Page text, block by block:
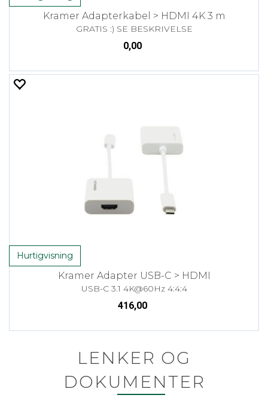
Kramer Adapterkabel > HDMI 4K 3 m
GRATIS :) SE BESKRIVELSE
0,00
Hurtigvisning
Kramer Adapter USB-C > HDMI
USB-C 3.1 4K@60Hz 4:4:4
416,00
LENKER OG
DOKUMENTER